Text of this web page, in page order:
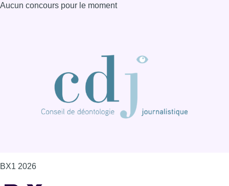
Aucun concours pour le moment
BX1 2026